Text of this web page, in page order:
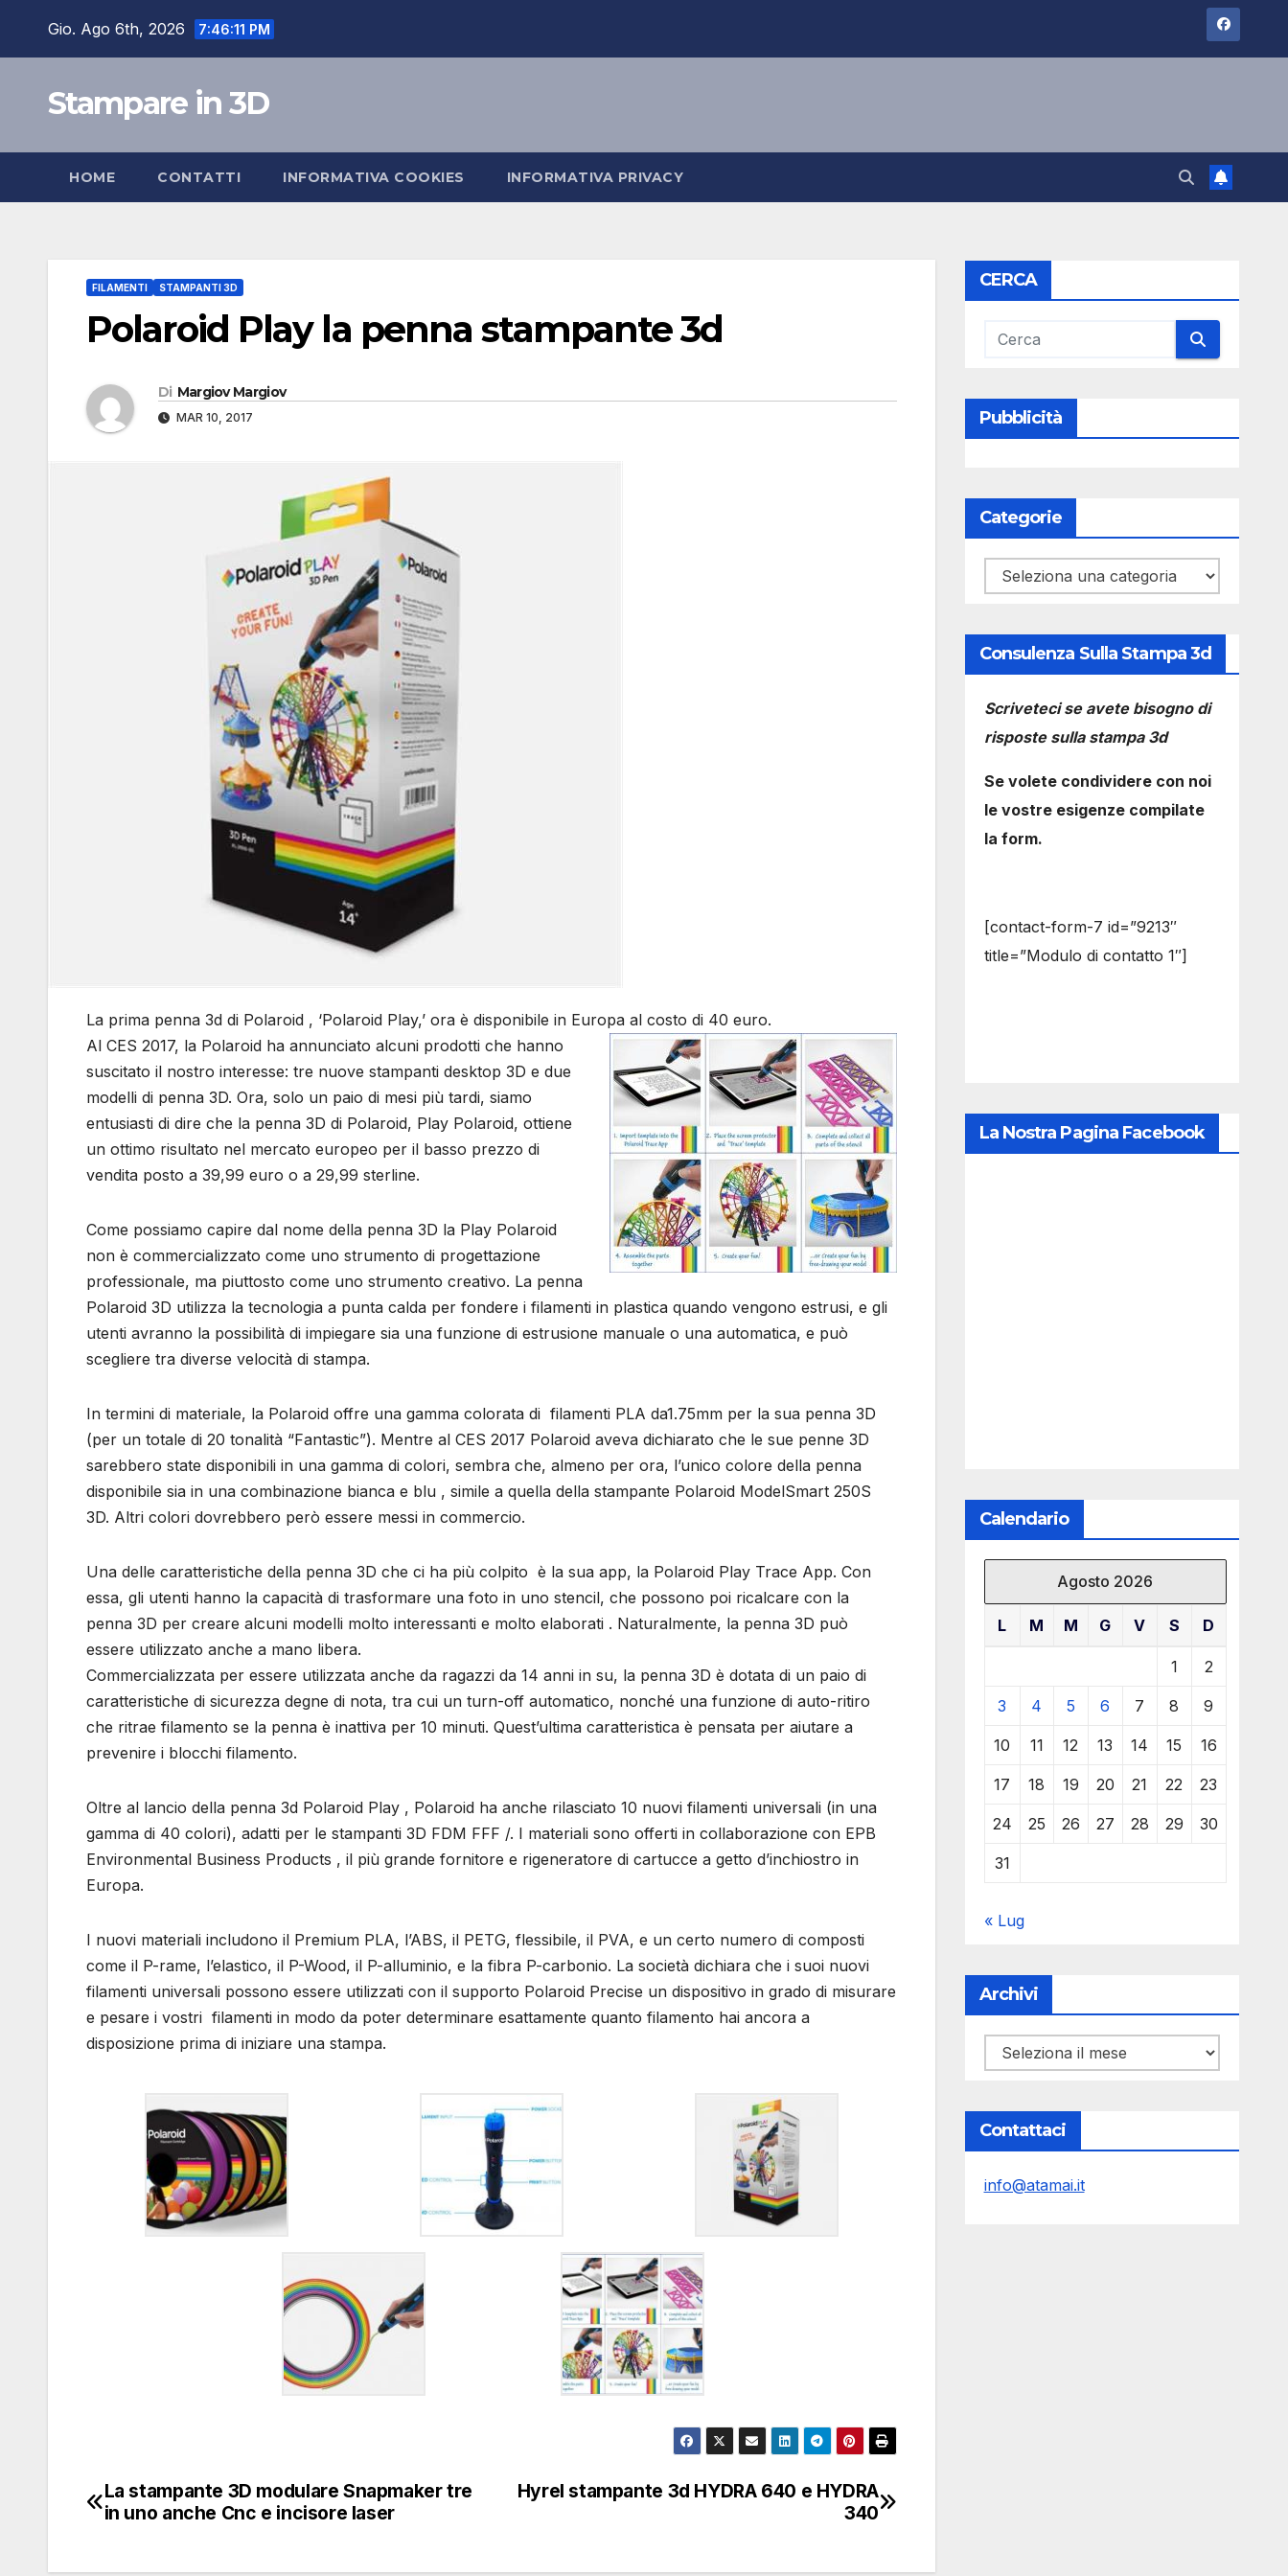
Gio. Ago 6th, 2026 7:46:12 PM
Stampare in 3D
HOME CONTATTI INFORMATIVA COOKIES INFORMATIVA PRIVACY
FILAMENTI STAMPANTI 3D
Polaroid Play la penna stampante 3d
Di Margiov Margiov
MAR 10, 2017
La prima penna 3d di Polaroid , ‘Polaroid Play,’ ora è disponibile in Europa al costo di 40 euro.
Al CES 2017, la Polaroid ha annunciato alcuni prodotti che hanno
suscitato il nostro interesse: tre nuove stampanti desktop 3D e due
modelli di penna 3D. Ora, solo un paio di mesi più tardi, siamo
entusiasti di dire che la penna 3D di Polaroid, Play Polaroid, ottiene
un ottimo risultato nel mercato europeo per il basso prezzo di
vendita posto a 39,99 euro o a 29,99 sterline.
Come possiamo capire dal nome della penna 3D la Play Polaroid
non è commercializzato come uno strumento di progettazione
professionale, ma piuttosto come uno strumento creativo. La penna
Polaroid 3D utilizza la tecnologia a punta calda per fondere i filamenti in plastica quando vengono estrusi, e gli
utenti avranno la possibilità di impiegare sia una funzione di estrusione manuale o una automatica, e può
scegliere tra diverse velocità di stampa.
In termini di materiale, la Polaroid offre una gamma colorata di filamenti PLA da1.75mm per la sua penna 3D
(per un totale di 20 tonalità “Fantastic”). Mentre al CES 2017 Polaroid aveva dichiarato che le sue penne 3D
sarebbero state disponibili in una gamma di colori, sembra che, almeno per ora, l’unico colore della penna
disponibile sia in una combinazione bianca e blu , simile a quella della stampante Polaroid ModelSmart 250S
3D. Altri colori dovrebbero però essere messi in commercio.
Una delle caratteristiche della penna 3D che ci ha più colpito è la sua app, la Polaroid Play Trace App. Con
essa, gli utenti hanno la capacità di trasformare una foto in uno stencil, che possono poi ricalcare con la
penna 3D per creare alcuni modelli molto interessanti e molto elaborati . Naturalmente, la penna 3D può
essere utilizzato anche a mano libera.
Commercializzata per essere utilizzata anche da ragazzi da 14 anni in su, la penna 3D è dotata di un paio di
caratteristiche di sicurezza degne di nota, tra cui un turn-off automatico, nonché una funzione di auto-ritiro
che ritrae filamento se la penna è inattiva per 10 minuti. Quest’ultima caratteristica è pensata per aiutare a
prevenire i blocchi filamento.
Oltre al lancio della penna 3d Polaroid Play , Polaroid ha anche rilasciato 10 nuovi filamenti universali (in una
gamma di 40 colori), adatti per le stampanti 3D FDM FFF /. I materiali sono offerti in collaborazione con EPB
Environmental Business Products , il più grande fornitore e rigeneratore di cartucce a getto d’inchiostro in
Europa.
I nuovi materiali includono il Premium PLA, l’ABS, il PETG, flessibile, il PVA, e un certo numero di composti
come il P-rame, l’elastico, il P-Wood, il P-alluminio, e la fibra P-carbonio. La società dichiara che i suoi nuovi
filamenti universali possono essere utilizzati con il supporto Polaroid Precise un dispositivo in grado di misurare
e pesare i vostri filamenti in modo da poter determinare esattamente quanto filamento hai ancora a
disposizione prima di iniziare una stampa.
Navigazione
Hyrel stampante 3d HYDRA 640 e HYDRA
340
La stampante 3D modulare Snapmaker tre
in uno anche Cnc e incisore laser
CERCA
Pubblicità
Categorie
Categorie
Consulenza Sulla Stampa 3d
Scriveteci se avete bisogno di
risposte sulla stampa 3d
Se volete condividere con noi
le vostre esigenze compilate
la form.
[contact-form-7 id=”9213″
title=”Modulo di contatto 1″]
La Nostra Pagina Facebook
Calendario
Agosto 2026
L M M G V S D
1 2
3 4 5 6 7 8 9
10 11 12 13 14 15 16
17 18 19 20 21 22 23
24 25 26 27 28 29 30
31
« Lug
Archivi
Archivi
Contattaci
info@atamai.it